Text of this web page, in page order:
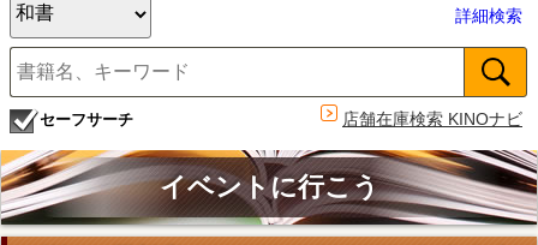
詳細検索
セーフサーチ 店舗在庫検索 KINOナビ
イベントに行こう